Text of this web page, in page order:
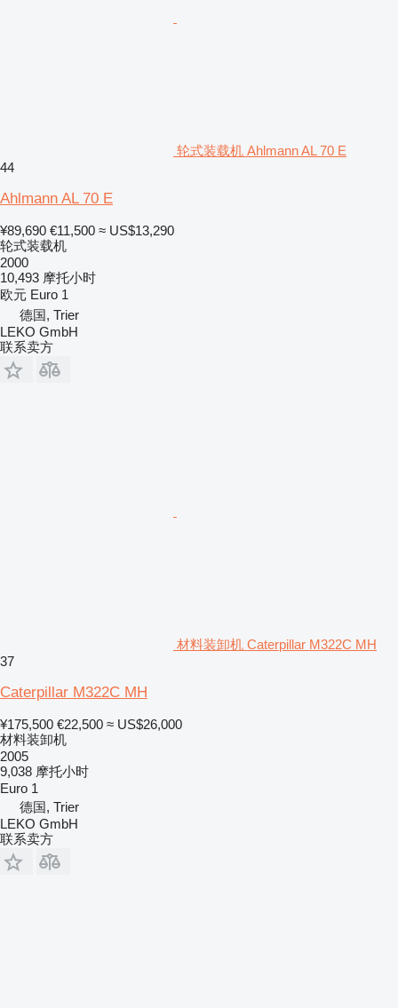
轮式装载机 Ahlmann AL 70 E
44
Ahlmann AL 70 E
¥89,690 €11,500 ≈ US$13,290
轮式装载机
2000
10,493 摩托小时
欧元 Euro 1
德国, Trier
LEKO GmbH
联系卖方
材料装卸机 Caterpillar M322C MH
37
Caterpillar M322C MH
¥175,500 €22,500 ≈ US$26,000
材料装卸机
2005
9,038 摩托小时
Euro 1
德国, Trier
LEKO GmbH
联系卖方